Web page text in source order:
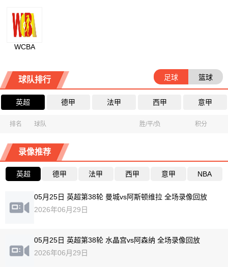
WCBA
球队排行 足球 篮球
英超 德甲 法甲 西甲 意甲
排名 球队 胜/平/负 积分
录像推荐
英超 德甲 法甲 西甲 意甲 NBA
05月25日 英超第38轮 曼城vs阿斯顿维拉 全场录像回放
2026年06月29日
05月25日 英超第38轮 水晶宫vs阿森纳 全场录像回放
2026年06月29日